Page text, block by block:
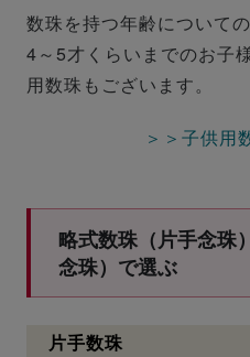
数珠を持つ年齢について
4～5才くらいまでのお子
用数珠もございます。
＞＞子供用
略式数珠（片手念珠
念珠）で選ぶ
片手数珠